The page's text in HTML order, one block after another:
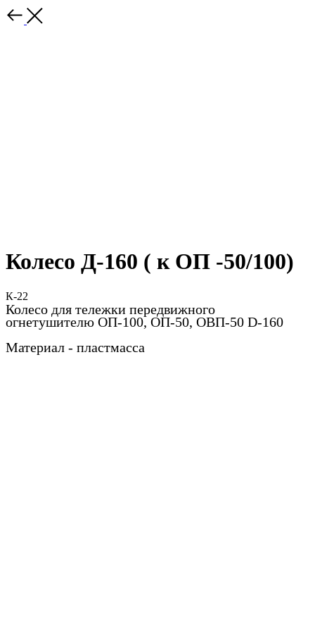
Колесо Д-160 ( к ОП -50/100)
К-22
Колесо для тележки передвижного
огнетушителю ОП-100, ОП-50, ОВП-50 D-160
Материал - пластмасса